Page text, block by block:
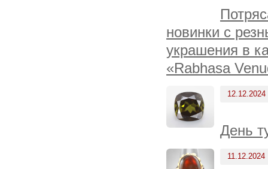
новинки с
украшения в
«Rabhasa
12.12.2024
День
11.12.2024